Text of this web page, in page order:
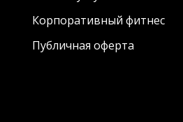
Корпоративный фитнес
Публичная оферта